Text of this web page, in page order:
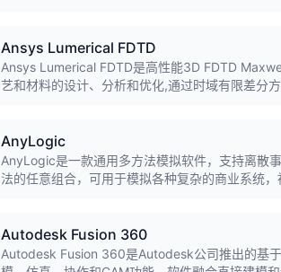
Ansys Lumerical FDTD
Ansys Lumerical FDTD是高性能3D FDTD
艺和材料的设计、分析和优化,通过时域有限差分
AnyLogic
AnyLogic是一款通用多方法模拟软件，支持离散
法的任意组合，可用于模拟各种复杂的商业系统
Autodesk Fusion 360
Autodesk Fusion 360是Autodesk公司推出的基